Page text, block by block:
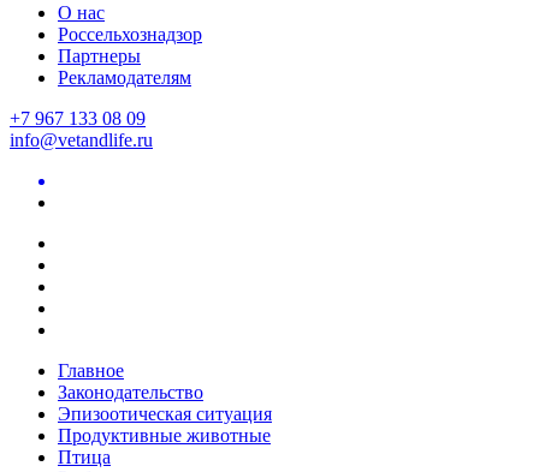
О нас
Россельхознадзор
Партнеры
Рекламодателям
+7 967 133 08 09
info@vetandlife.ru
Главное
Законодательство
Эпизоотическая ситуация
Продуктивные животные
Птица